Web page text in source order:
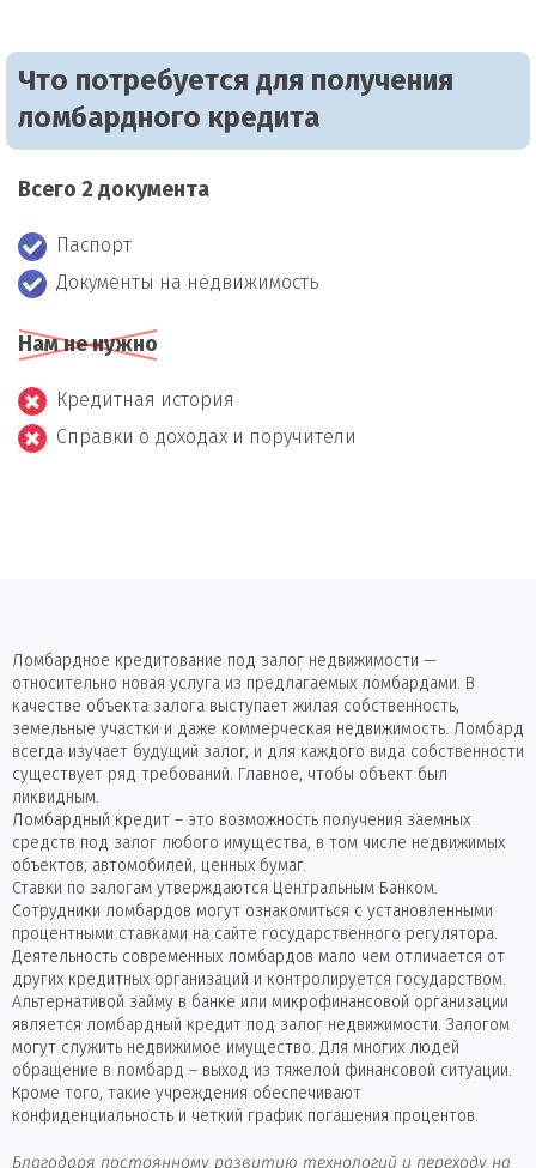
Что потребуется для получения
ломбардного кредита
Всего 2 документа
Паспорт
Документы на недвижимость
Нам не нужно
Кредитная история
Справки о доходах и поручители
Ломбардное кредитование под залог недвижимости —
относительно новая услуга из предлагаемых ломбардами. В
качестве объекта залога выступает жилая собственность,
земельные участки и даже коммерческая недвижимость. Ломбард
всегда изучает будущий залог, и для каждого вида собственности
существует ряд требований. Главное, чтобы объект был
ликвидным.
Ломбардный кредит – это возможность получения заемных
средств под залог любого имущества, в том числе недвижимых
объектов, автомобилей, ценных бумаг.
Ставки по залогам утверждаются Центральным Банком.
Сотрудники ломбардов могут ознакомиться с установленными
процентными ставками на сайте государственного регулятора.
Деятельность современных ломбардов мало чем отличается от
других кредитных организаций и контролируется государством.
Альтернативой займу в банке или микрофинансовой организации
является ломбардный кредит под залог недвижимости. Залогом
могут служить недвижимое имущество. Для многих людей
обращение в ломбард – выход из тяжелой финансовой ситуации.
Кроме того, такие учреждения обеспечивают
конфиденциальность и четкий график погашения процентов.
Благодаря постоянному развитию технологий и переходу на